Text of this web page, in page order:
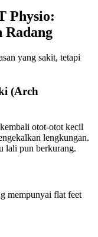
Physio:
yang sakit, tetapi
(Arch
otot-otot kecil
lengkungan.
lali pun berkurang.
mempunyai flat feet